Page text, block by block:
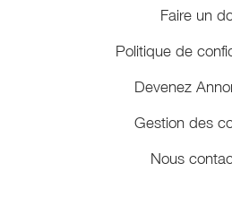
Faire un
Politique de
Devenez
Gestion des
Nous